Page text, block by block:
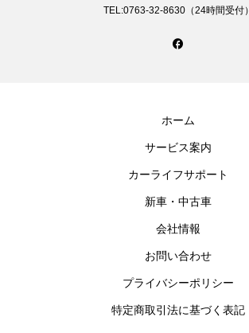
TEL:0763-32-8630（24時間受付）
ホーム
サービス案内
カーライフサポート
新車・中古車
会社情報
お問い合わせ
プライバシーポリシー
特定商取引法に基づく表記